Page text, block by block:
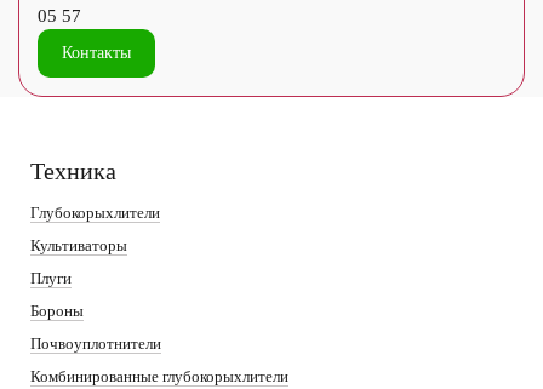
05 57
Контакты
Техника
Глубокорыхлители
Культиваторы
Плуги
Бороны
Почвоуплотнители
Комбинированные глубокорыхлители